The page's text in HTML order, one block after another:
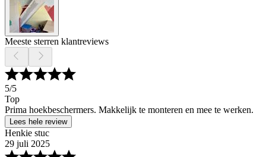
Meeste sterren klantreviews
5/5
Top
Prima hoekbeschermers. Makkelijk te monteren en mee te werken.
Lees hele review
Henkie stuc
29 juli 2025